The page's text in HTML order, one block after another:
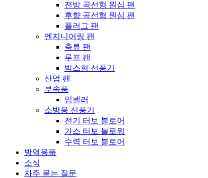
전방 곡선형 원심 팬
후향 곡선형 원심 팬
플러그 팬
엔지니어링 팬
축류 팬
루프 팬
박스형 선풍기
산업 팬
부속품
임펠러
소방용 선풍기
전기 터보 블로어
가스 터보 블로워
수력 터보 블로어
방역용품
소식
자주 묻는 질문